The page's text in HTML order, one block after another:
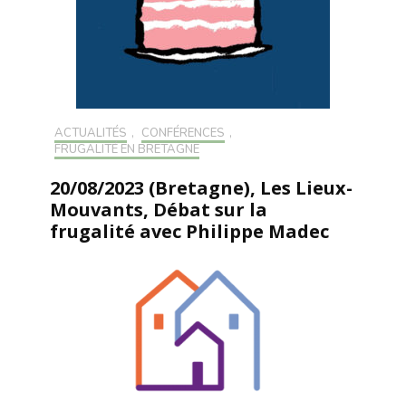
ACTUALITÉS , CONFÉRENCES ,
FRUGALITÉ EN BRETAGNE
20/08/2023 (Bretagne), Les Lieux-
Mouvants, Débat sur la
frugalité avec Philippe Madec